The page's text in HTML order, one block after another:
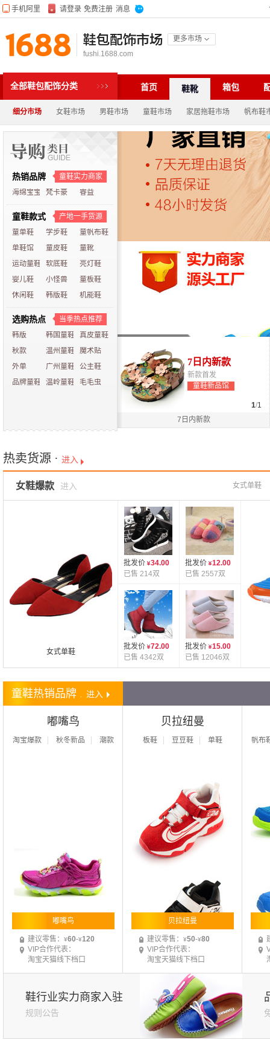
鞋包配饰市场
更多市场
fushi.1688.com
全部鞋包配饰分类 首页 鞋靴 箱包
细分市场 女鞋市场 男鞋市场 童鞋市场 家居拖鞋市场 帆布鞋
热销品牌
童鞋实力商家
海绵宝宝
梵卡豪 睿益
童鞋款式
产地一手货源
童单鞋
单鞋馆
运动童鞋
婴儿鞋
休闲鞋
学步鞋
童皮鞋
软底鞋
小怪兽
韩版鞋
童帆布鞋
童靴
亮灯鞋
童板鞋
机能鞋
选购热点
当季热点推荐
韩版
秋款
外单
品牌童鞋
韩国童鞋
温州童鞋
广州童鞋
温岭童鞋
真皮童鞋
魔术贴
公主鞋
毛毛虫
7日内新款
新款首发
童鞋新品馆
1/1
7日内新款
热卖货源 · 进入
女鞋爆款 进入 女式单鞋
女式单鞋
批发价
34.00
已售 214双
批发价
12.00
已售 2557双
批发价
72.00
已售 4342双
批发价
15.00
已售 12046双
童鞋热销品牌 . 进入
嘟嘴鸟
淘宝爆款 秋冬新品 潮款
嘟嘴鸟
建议零售： ¥60-¥120
VIP合作代表：
淘宝天猫线下档口
月采购额大于500w加盟商100
家
贝拉纽曼
板鞋 豆豆鞋 单鞋
贝拉纽曼
建议零售： ¥50-¥80
VIP合作代表：
淘宝天猫线下档口
月采购额大于30w加盟商35家
帆布
月
鞋行业实力商家入驻
规则公告